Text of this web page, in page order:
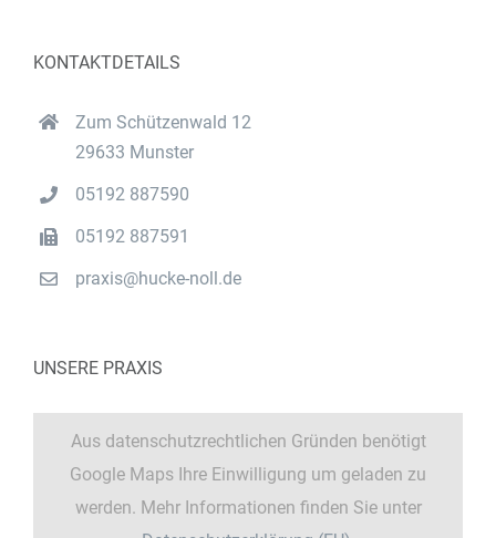
KONTAKTDETAILS
Zum Schützenwald 12
29633 Munster
05192 887590
05192 887591
praxis@hucke-noll.de
UNSERE PRAXIS
Aus datenschutzrechtlichen Gründen benötigt
Google Maps Ihre Einwilligung um geladen zu
werden. Mehr Informationen finden Sie unter